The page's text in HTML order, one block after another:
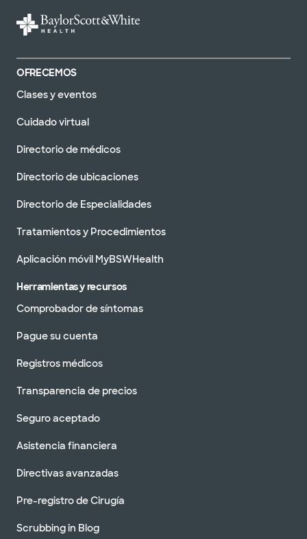
OFRECEMOS
Clases y eventos
Cuidado virtual
Directorio de médicos
Directorio de ubicaciones
Directorio de Especialidades
Tratamientos y Procedimientos
Aplicación móvil MyBSWHealth
Herramientas y recursos
Comprobador de síntomas
Pague su cuenta
Registros médicos
Transparencia de precios
Seguro aceptado
Asistencia financiera
Directivas avanzadas
Pre-registro de Cirugía
Scrubbing in Blog